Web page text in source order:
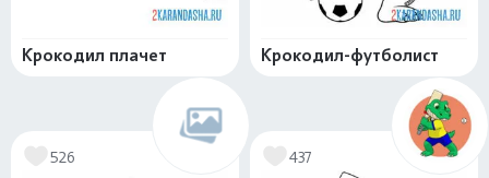
Крокодил плачет Крокодил-футболист
526 437